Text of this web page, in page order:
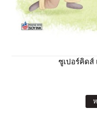
ซูเปอร์คิดส์